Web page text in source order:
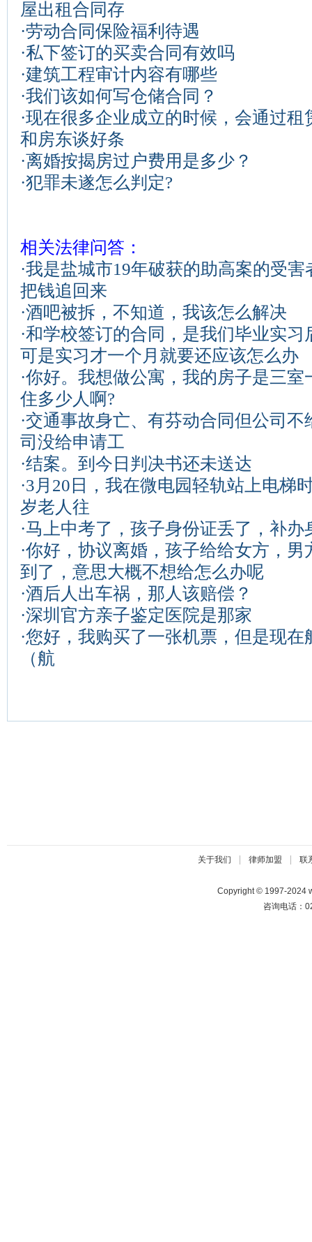
屋出租合同存
·劳动合同保险福利待遇
·私下签订的买卖合同有效吗
·建筑工程审计内容有哪些
·我们该如何写仓储合同？
·现在很多企业成立的时候，会通过租
和房东谈好条
·离婚按揭房过户费用是多少？
·犯罪未遂怎么判定?
相关法律问答：
·我是盐城市19年破获的助高案的受
把钱追回来
·酒吧被拆，不知道，我该怎么解决
·和学校签订的合同，是我们毕业实习
可是实习才一个月就要还应该怎么办
·你好。我想做公寓，我的房子是三室
住多少人啊?
·交通事故身亡、有芬动合同但公司不
司没给申请工
·结案。到今日判决书还未送达
·3月20日，我在微电园轻轨站上电梯
岁老人往
·马上中考了，孩子身份证丢了，补办
·你好，协议离婚，孩子给给女方，男
到了，意思大概不想给怎么办呢
·酒后人出车祸，那人该赔偿？
·深圳官方亲子鉴定医院是那家
·您好，我购买了一张机票，但是现在
（航
关于我们 律师加盟 联
Copyright © 1997-2024
咨询电话：